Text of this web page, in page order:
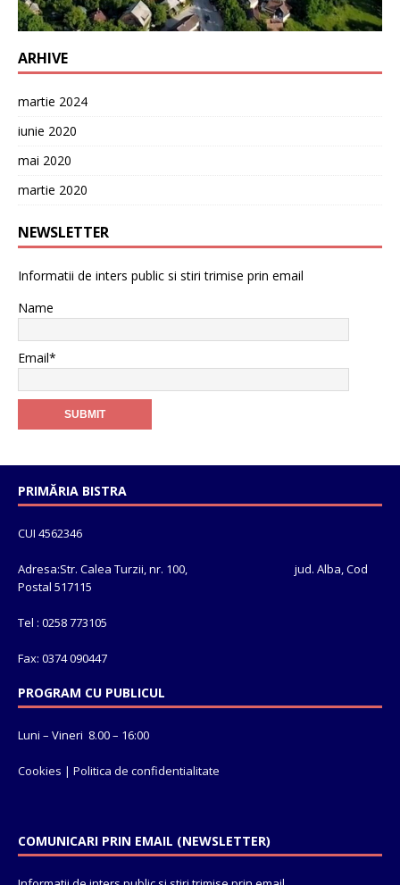
ARHIVE
martie 2024
iunie 2020
mai 2020
martie 2020
NEWSLETTER
Informatii de inters public si stiri trimise prin email
Name
Email*
PRIMĂRIA BISTRA
CUI 4562346
Adresa:Str. Calea Turzii, nr. 100, jud. Alba, Cod
Postal 517115
Tel : 0258 773105
Fax: 0374 090447
PROGRAM CU PUBLICUL
Luni – Vineri 8.00 – 16:00
Cookies | Politica de confidentialitate
COMUNICARI PRIN EMAIL (NEWSLETTER)